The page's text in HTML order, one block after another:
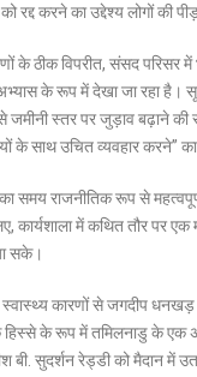
को रद्द करने का उद्देश्य लोगों
के ठीक विपरीत, संसद परिसर में
के रूप में देखा जा रहा है।
जमीनी स्तर पर जुड़ाव बढ़ाने की
के साथ उचित व्यवहार करने”
का समय राजनीतिक रूप से
कार्यशाला में कथित तौर पर एक
सके।
कारणों से जगदीप
हिस्से के रूप में तमिलनाडु के एक
बी. सुदर्शन रेड्डी को मैदान में